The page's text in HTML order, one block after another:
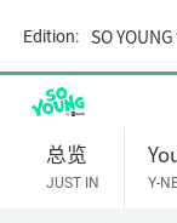
i
Edition: SO YOUNG
总览
JUST IN Y-